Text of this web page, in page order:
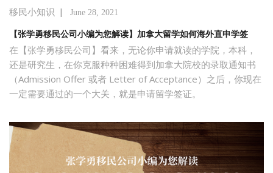
移民小知识 | June 28, 2021
【张学勇移民公司小编为您解读】加拿大留学如何海外直申学签
在【张学勇移民公司】看来，无论你申请就读的学院，本科，
还是研究生，在你克服种种困难得到加拿大院校的录取通知书
（Admission Offer 或者 Letter of Acceptance）之后，你现在
一定需要通过的一个大关，就是申请留学签证。